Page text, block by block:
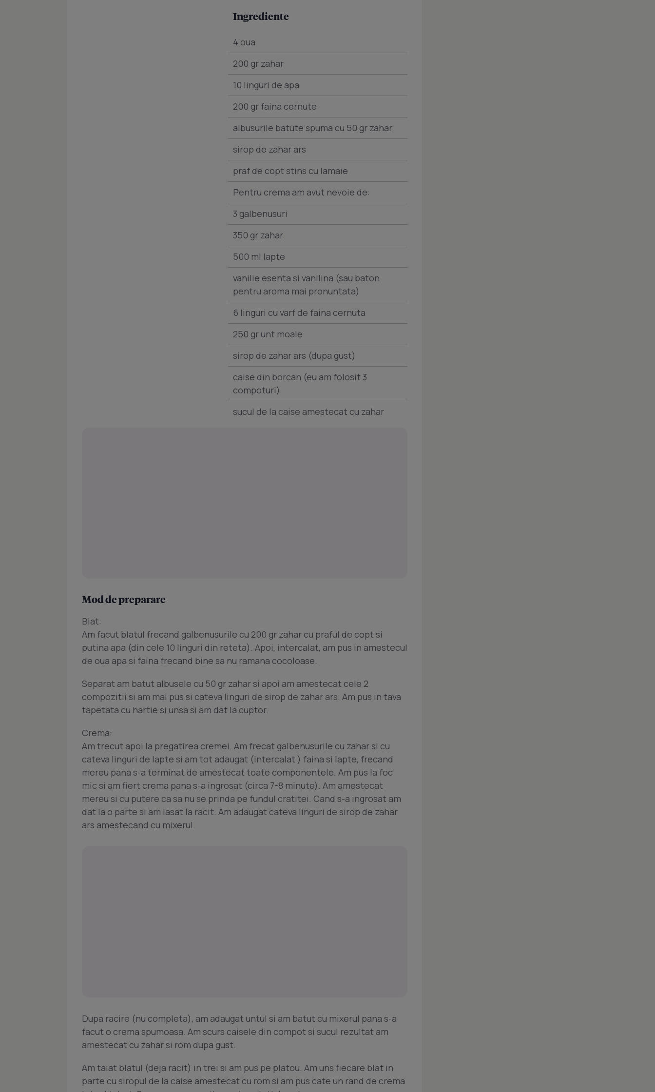
Ingrediente
4 oua
200 gr zahar
10 linguri de apa
200 gr faina cernute
albusurile batute spuma cu 50 gr zahar
sirop de zahar ars
praf de copt stins cu lamaie
Pentru crema am avut nevoie de:
3 galbenusuri
350 gr zahar
500 ml lapte
vanilie esenta si vanilina (sau baton
pentru aroma mai pronuntata)
6 linguri cu varf de faina cernuta
250 gr unt moale
sirop de zahar ars (dupa gust)
caise din borcan (eu am folosit 3
compoturi)
sucul de la caise amestecat cu zahar
Mod de preparare
Blat:
Am facut blatul frecand galbenusurile cu 200 gr zahar cu praful de copt si
putina apa (din cele 10 linguri din reteta). Apoi, intercalat, am pus in amestecul
de oua apa si faina frecand bine sa nu ramana cocoloase.
Separat am batut albusele cu 50 gr zahar si apoi am amestecat cele 2
compozitii si am mai pus si cateva linguri de sirop de zahar ars. Am pus in tava
tapetata cu hartie si unsa si am dat la cuptor.
Crema:
Am trecut apoi la pregatirea cremei. Am frecat galbenusurile cu zahar si cu
cateva linguri de lapte si am tot adaugat (intercalat ) faina si lapte, frecand
mereu pana s-a terminat de amestecat toate componentele. Am pus la foc
mic si am fiert crema pana s-a ingrosat (circa 7-8 minute). Am amestecat
mereu si cu putere ca sa nu se prinda pe fundul cratitei. Cand s-a ingrosat am
dat la o parte si am lasat la racit. Am adaugat cateva linguri de sirop de zahar
ars amestecand cu mixerul.
Dupa racire (nu completa), am adaugat untul si am batut cu mixerul pana s-a
facut o crema spumoasa. Am scurs caisele din compot si sucul rezultat am
amestecat cu zahar si rom dupa gust.
Am taiat blatul (deja racit) in trei si am pus pe platou. Am uns fiecare blat in
parte cu siropul de la caise amestecat cu rom si am pus cate un rand de crema